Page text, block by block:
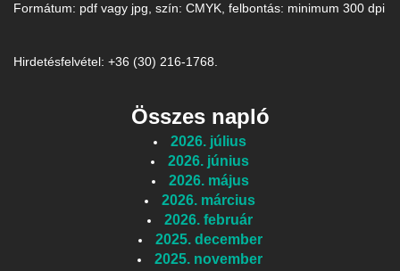
Formátum: pdf vagy jpg, szín: CMYK, felbontás: minimum 300 dpi
Hirdetésfelvétel: +36 (30) 216-1768.
Összes napló
2026. július
2026. június
2026. május
2026. március
2026. február
2025. december
2025. november